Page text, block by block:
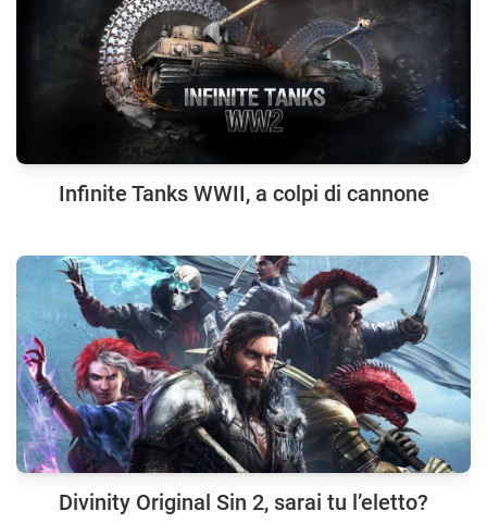
Infinite Tanks WWII, a colpi di cannone
Divinity Original Sin 2, sarai tu l’eletto?